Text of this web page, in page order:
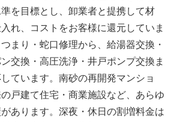
を目標とし、卸業者と提携して材
れ、コストをお客様に還元していま
まり・蛇口修理から、給湯器交換・
交換・高圧洗浄・井戸ポンプ交換ま
ています。南砂の再開発マンショ
戸建て住宅・商業施設など、あらゆ
あります。深夜・休日の割増料金は